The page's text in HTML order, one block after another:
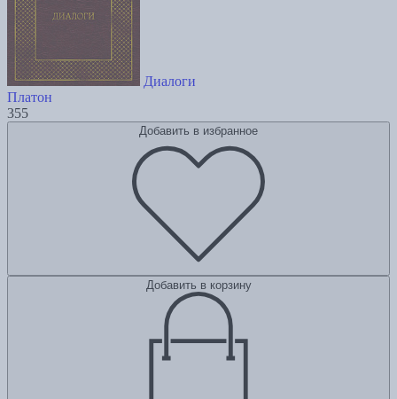
Диалоги
Платон
355
Добавить в избранное
Добавить в корзину